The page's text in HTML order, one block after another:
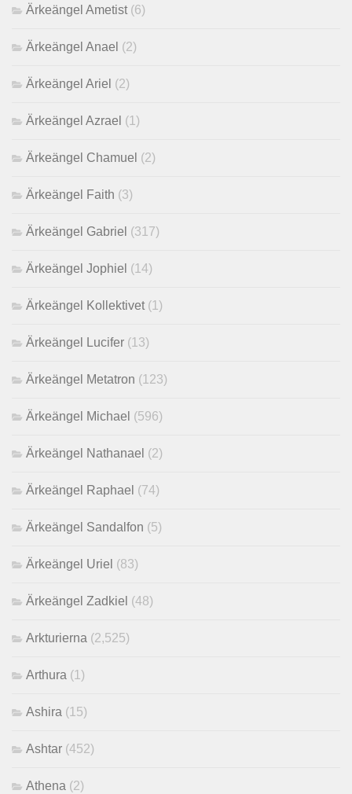
Ärkeängel Ametist (6)
Ärkeängel Anael (2)
Ärkeängel Ariel (2)
Ärkeängel Azrael (1)
Ärkeängel Chamuel (2)
Ärkeängel Faith (3)
Ärkeängel Gabriel (317)
Ärkeängel Jophiel (14)
Ärkeängel Kollektivet (1)
Ärkeängel Lucifer (13)
Ärkeängel Metatron (123)
Ärkeängel Michael (596)
Ärkeängel Nathanael (2)
Ärkeängel Raphael (74)
Ärkeängel Sandalfon (5)
Ärkeängel Uriel (83)
Ärkeängel Zadkiel (48)
Arkturierna (2,525)
Arthura (1)
Ashira (15)
Ashtar (452)
Athena (2)